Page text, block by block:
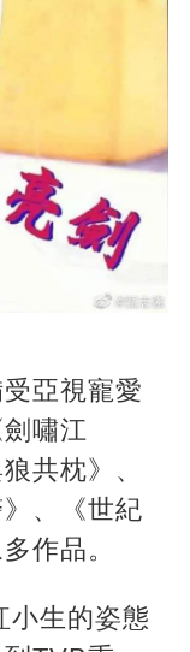
亞視寵愛
嘯江
共枕》、
》、《世紀
作品。
小生的姿態